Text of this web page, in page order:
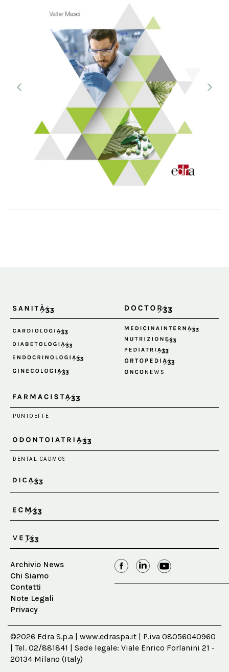
Archivio News
Chi Siamo
Contatti
Note Legali
Privacy
©2026 Edra S.p.a | www.edraspa.it | P.iva 08056040960
| Tel. 02/881841 | Sede legale: Viale Enrico Forlanini 21 -
20134 Milano (Italy)